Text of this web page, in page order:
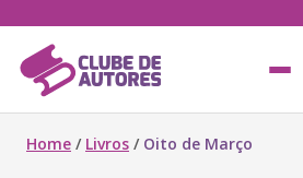
Home / Livros / Oito de Março